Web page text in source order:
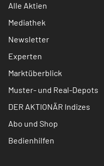
Alle Aktien
Mediathek
Newsletter
Experten
Marktüberblick
Muster- und Real-Depots
DER AKTIONÄR Indizes
Abo und Shop
Bedienhilfen